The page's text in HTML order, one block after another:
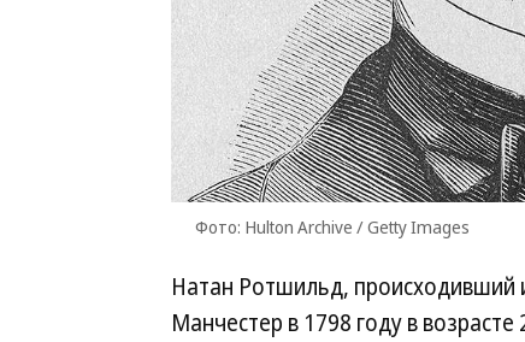
Фото: Hulton Archive / Getty Images
Натан Ротшильд, происходивший
Манчестер в 1798 году в